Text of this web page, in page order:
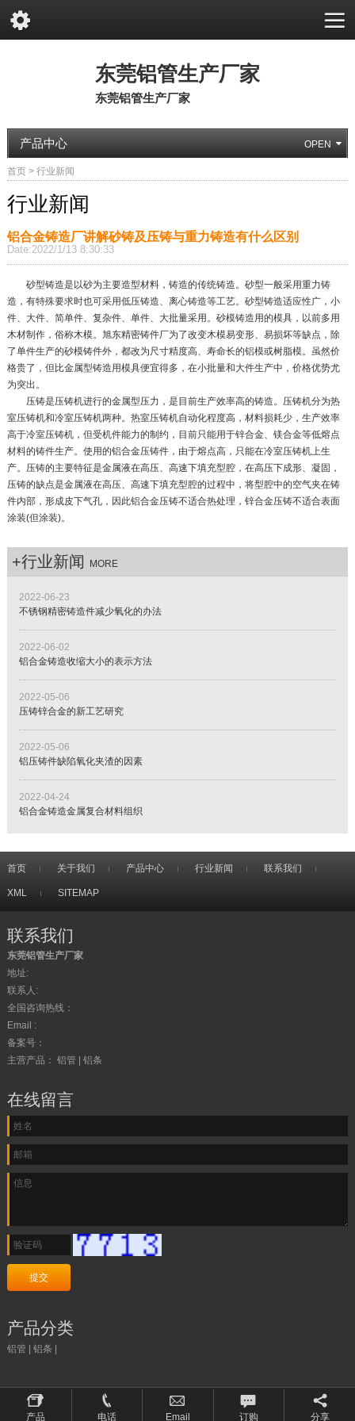
东莞铝管生产厂家
东莞铝管生产厂家
首页> 行业新闻
行业新闻
铝合金铸造厂讲解砂铸及压铸与重力铸造有什么区别
Date:2022/1/13 8:30:33
砂型铸造是以砂为主要造型材料，铸造的传统铸造。砂型一般采用重力铸
造，有特殊要求时也可采用低压铸造、离心铸造等工艺。砂型铸造适应性广，小
件、大件、简单件、复杂件、单件、大批量采用。砂模铸造用的模具，以前多用
木材制作，俗称木模。旭东精密铸件厂为了改变木模易变形、易损坏等缺点，除
了单件生产的砂模铸件外，都改为尺寸精度高、寿命长的铝模或树脂模。虽然价
格贵了，但比金属型铸造用模具便宜得多，在小批量和大件生产中，价格优势尤
为突出。
压铸是压铸机进行的金属型压力，是目前生产效率高的铸造。压铸机分为热
室压铸机和冷室压铸机两种。热室压铸机自动化程度高，材料损耗少，生产效率
高于冷室压铸机，但受机件能力的制约，目前只能用于锌合金、镁合金等低熔点
材料的铸件生产。使用的铝合金压铸件，由于熔点高，只能在冷室压铸机上生
产。压铸的主要特征是金属液在高压、高速下填充型腔，在高压下成形、凝固，
压铸的缺点是金属液在高压、高速下填充型腔的过程中，将型腔中的空气夹在铸
件内部，形成皮下气孔，因此铝合金压铸不适合热处理，锌合金压铸不适合表面
涂装(但涂装)。
产品中心
+行业新闻 MORE
2022-06-23
不锈钢精密铸造件减少氧化的办法
2022-06-02
铝合金铸造收缩大小的表示方法
2022-05-06
压铸锌合金的新工艺研究
2022-05-06
铝压铸件缺陷氧化夹渣的因素
2022-04-24
铝合金铸造金属复合材料组织
首页 关于我们 产品中心 行业新闻 联系我们
XML SITEMAP
联系我们
东莞铝管生产厂家
地址:
联系人:
全国咨询热线：
Email :
备案号：
主营产品： 铝管 | 铝条
在线留言
产品分类
铝管 铝条
产品 电话 Email 订购 分享